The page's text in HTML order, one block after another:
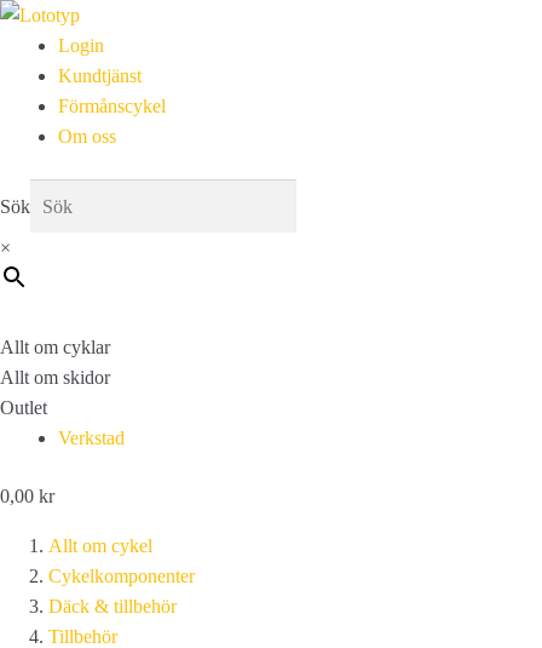
Login
Kundtjänst
Förmånscykel
Om oss
Sök
×
Allt om cyklar
Allt om skidor
Outlet
Verkstad
0,00 kr
Allt om cykel
Cykelkomponenter
Däck & tillbehör
Tillbehör